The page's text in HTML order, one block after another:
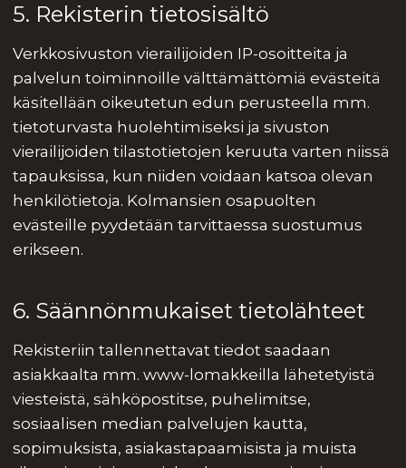
5. Rekisterin tietosisältö
Verkkosivuston vierailijoiden IP-osoitteita ja
palvelun toiminnoille välttämättömiä evästeitä
käsitellään oikeutetun edun perusteella mm.
tietoturvasta huolehtimiseksi ja sivuston
vierailijoiden tilastotietojen keruuta varten niissä
tapauksissa, kun niiden voidaan katsoa olevan
henkilötietoja. Kolmansien osapuolten
evästeille pyydetään tarvittaessa suostumus
erikseen.
6. Säännönmukaiset tietolähteet
Rekisteriin tallennettavat tiedot saadaan
asiakkaalta mm. www-lomakkeilla lähetetyistä
viesteistä, sähköpostitse, puhelimitse,
sosiaalisen median palvelujen kautta,
sopimuksista, asiakastapaamisista ja muista